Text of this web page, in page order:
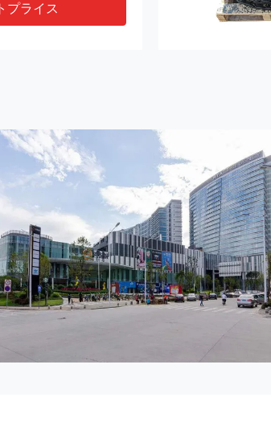
プライス
右の備品を見つける大きいコミュニケーションおよび
------ 米国からのベン